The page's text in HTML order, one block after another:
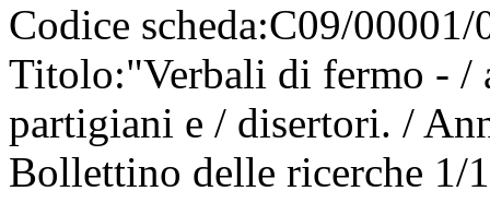
Codice scheda:C09/00001/
Titolo:"Verbali di fermo - /
partigiani e / disertori. /
Bollettino delle ricerche 1/